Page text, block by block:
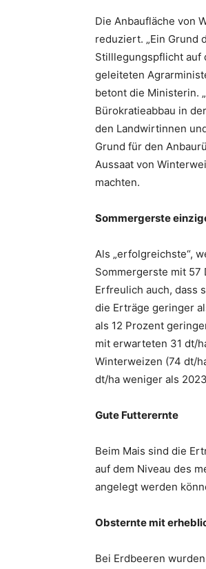
Die Anbaufläche von
reduziert. „Ein Grund
Stilllegungspflicht auf
geleiteten
betont die Ministerin.
Bürokratieabbau in
den Landwirtinnen
Grund für den
Aussaat von
machten.
Sommergerste
Als „erfolgreichste“,
Sommergerste mit 57
Erfreulich auch, dass
die Erträge geringer
als 12 Prozent
mit erwarteten 31 dt/
Winterweizen (74 dt/
dt/ha weniger als
Gute Futterernte
Beim Mais sind die
auf dem Niveau des
angelegt werden
Obsternte mit
Bei Erdbeeren